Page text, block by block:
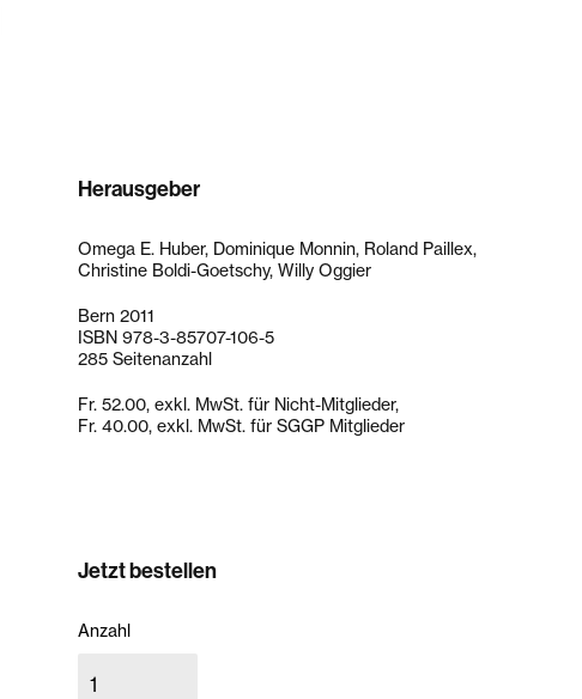
Herausgeber
Omega E. Huber, Dominique Monnin, Roland Paillex,
Christine Boldi-Goetschy, Willy Oggier
Bern 2011
ISBN 978-3-85707-106-5
285 Seitenanzahl
Fr. 52.00, exkl. MwSt. für Nicht-Mitglieder,
Fr. 40.00, exkl. MwSt. für SGGP Mitglieder
Jetzt bestellen
Anzahl